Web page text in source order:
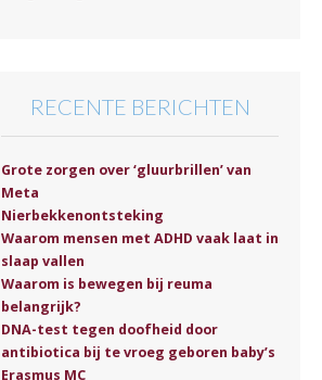
RECENTE BERICHTEN
Grote zorgen over ‘gluurbrillen’ van
Meta
Nierbekkenontsteking
Waarom mensen met ADHD vaak laat in
slaap vallen
Waarom is bewegen bij reuma
belangrijk?
DNA-test tegen doofheid door
antibiotica bij te vroeg geboren baby’s
Erasmus MC